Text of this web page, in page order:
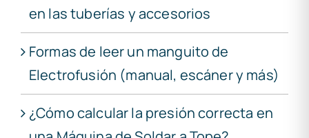
en las tuberías y accesorios
Formas de leer un manguito de
Electrofusión (manual, escáner y más)
¿Cómo calcular la presión correcta en